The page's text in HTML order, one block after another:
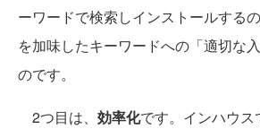
ーワードで検索しインストールする
を加味したキーワードへの「適切な
のです。
2つ目は、 効率化です。インハウス